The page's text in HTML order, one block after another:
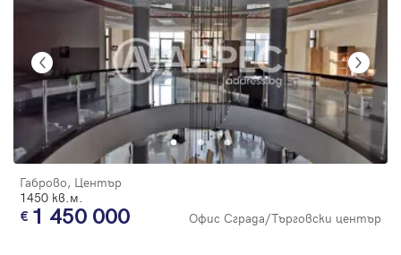
Габрово, Център
1450 кв.м.
1 450 000 Офис Сграда/Търговски център